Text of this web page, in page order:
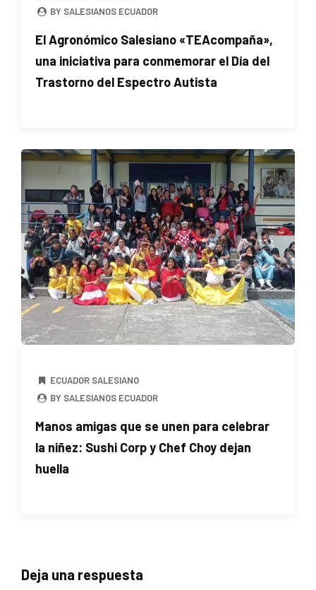
BY SALESIANOS ECUADOR
El Agronómico Salesiano «TEAcompaña»,
una iniciativa para conmemorar el Día del
Trastorno del Espectro Autista
ECUADOR SALESIANO
BY SALESIANOS ECUADOR
Manos amigas que se unen para celebrar
la niñez: Sushi Corp y Chef Choy dejan
huella
Deja una respuesta